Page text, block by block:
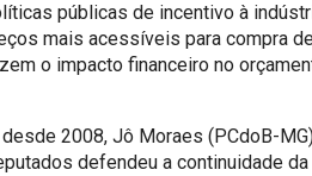
públicas de incentivo à
mais acessíveis para compra
o impacto financeiro no
2008, Jô Moraes (PCdoB-
defendeu a continuidade